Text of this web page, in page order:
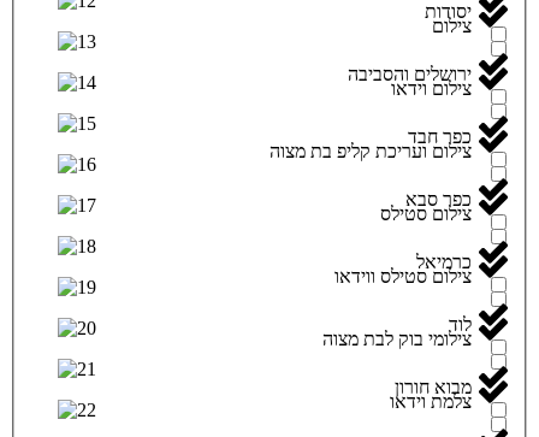
צילום
צילום וידאו
צילום ועריכת קליפ בת מצוה
צילום סטילס
צילום סטילס ווידאו
צילומי בוק לבת מצוה
צלמת וידאו
יסודות
ירושלים והסביבה
כפר חבד
כפר סבא
כרמיאל
לוד
מבוא חורון